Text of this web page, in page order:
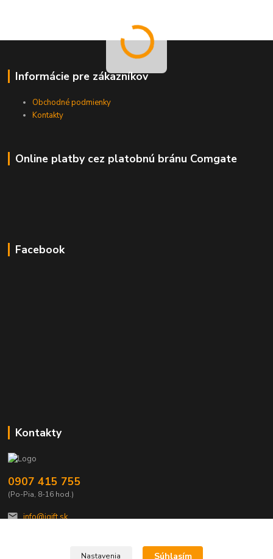
Informácie pre zákazníkov
Obchodné podmienky
Kontakty
Online platby cez platobnú bránu Comgate
Facebook
Kontakty
0907 415 755
(Po-Pia, 8-16 hod.)
info@igift.sk
Nastavenia Súhlasím